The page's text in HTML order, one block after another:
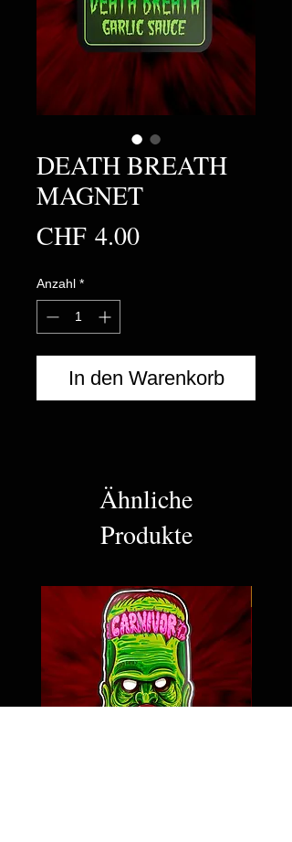
DEATH BREATH
MAGNET
CHF 4.00Preis
Anzahl *
In den Warenkorb
Ähnliche
Produkte